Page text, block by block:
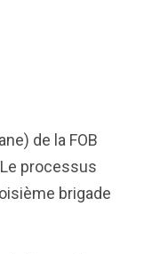
de la FOB
processus
brigade